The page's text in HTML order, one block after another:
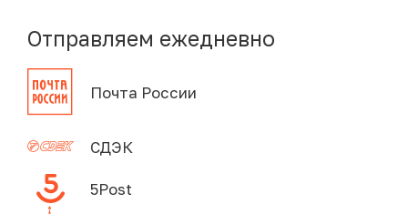
Отправляем ежедневно
Почта России
СДЭК
5Post